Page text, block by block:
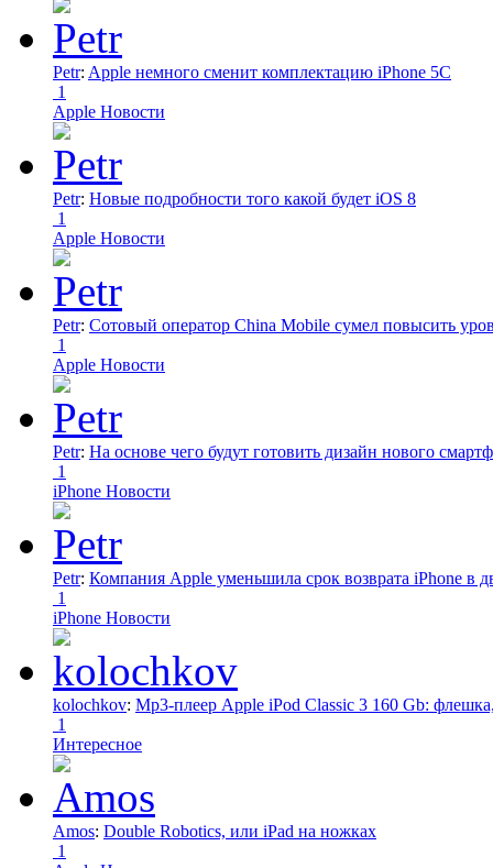
Petr: Apple немного сменит комплектацию iPhone 5C
1
Apple Новости
Petr: Новые подробности того какой будет iOS 8
1
Apple Новости
Petr: Сотовый оператор China Mobile сумел повысить
1
Apple Новости
Petr: На основе чего будут готовить дизайн нового
1
iPhone Новости
Petr: Компания Apple уменьшила срок возврата iPhone в
1
iPhone Новости
kolochkov: Mp3-плеер Apple iPod Classic 3 160 Gb:
1
Интересное
Amos: Double Robotics, или iPad на ножках
1